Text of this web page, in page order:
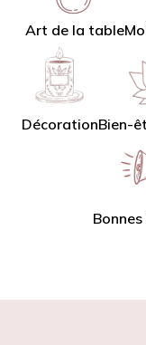
Art de la table
DécorationBien-